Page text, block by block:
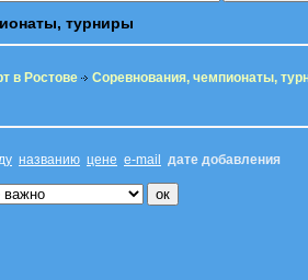
турниры
в Ростове Соревнования, чемпионаты,
названию цене e-mail дате добавления